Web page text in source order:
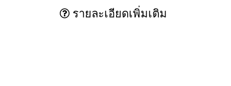
รายละเอียดเพิ่มเติม